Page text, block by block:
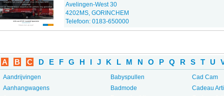
Avelingen-West 30
4202MS, GORINCHEM
Telefoon: 0183-650000
A B C D E F G H I J K L M N O P Q R S T U
Aandrijvingen
Aanhangwagens
Babyspullen
Badmode
Cad Cam
Cadeau